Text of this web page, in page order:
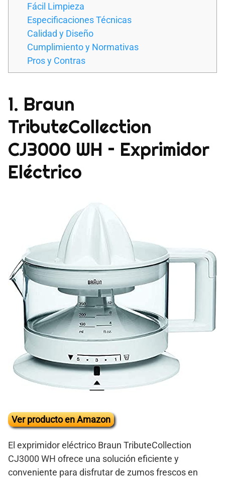
Fácil Limpieza
Especificaciones Técnicas
Calidad y Diseño
Cumplimiento y Normativas
Pros y Contras
1. Braun
TributeCollection
CJ3000 WH – Exprimidor
Eléctrico
Ver producto en Amazon
El exprimidor eléctrico Braun TributeCollection
CJ3000 WH ofrece una solución eficiente y
conveniente para disfrutar de zumos frescos en